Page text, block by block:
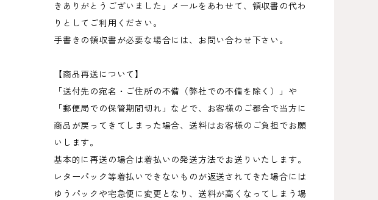
きありがとうございました」メールをあわせて、領収書の代わ
りとしてご利用ください。
手書きの領収書が必要な場合には、お問い合わせ下さい。
【商品再送について】
「送付先の宛名・ご住所の不備（弊社での不備を除く）」や
「郵便局での保管期間切れ」などで、お客様のご都合で当方に
商品が戻ってきてしまった場合、送料はお客様のご負担でお願
いします。
基本的に再送の場合は着払いの発送方法でお送りいたします。
レターパック等着払いできないものが返送されてきた場合には
ゆうパックや宅急便に変更となり、送料が高くなってしまう場